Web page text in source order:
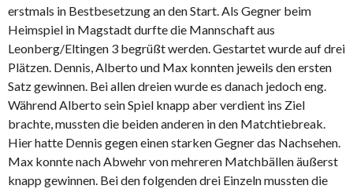
erstmals in Bestbesetzung an den Start. Als Gegner beim
Heimspiel in Magstadt durfte die Mannschaft aus
Leonberg/Eltingen 3 begrüßt werden. Gestartet wurde auf drei
Plätzen. Dennis, Alberto und Max konnten jeweils den ersten
Satz gewinnen. Bei allen dreien wurde es danach jedoch eng.
Während Alberto sein Spiel knapp aber verdient ins Ziel
brachte, mussten die beiden anderen in den Matchtiebreak.
Hier hatte Dennis gegen einen starken Gegner das Nachsehen.
Max konnte nach Abwehr von mehreren Matchbällen äußerst
knapp gewinnen. Bei den folgenden drei Einzeln mussten die